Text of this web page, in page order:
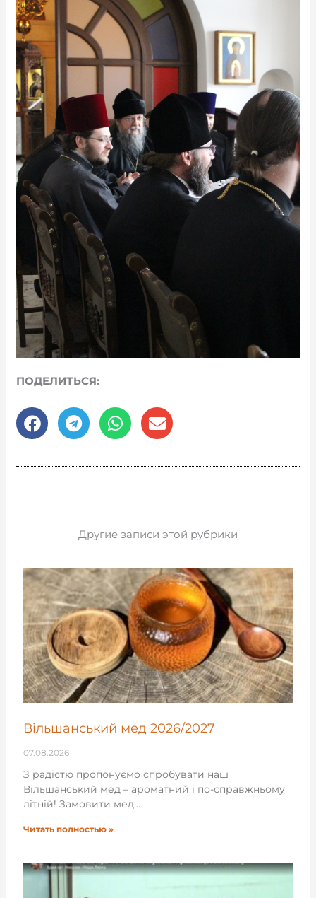
ПОДЕЛИТЬСЯ:
Другие записи этой рубрики
Вільшанський мед 2026/2027
07.08.2026
З радістю пропонуємо спробувати наш
Вільшанський мед – ароматний і по-справжньому
літній! Замовити мед…
Читать полностью »